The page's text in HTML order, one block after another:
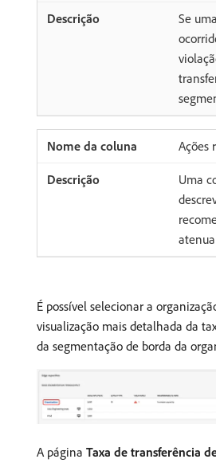
Se
Ações
Uma
É possível selecionar a
visualização mais detalhada da
da segmentação de borda da
A página Taxa de transferência